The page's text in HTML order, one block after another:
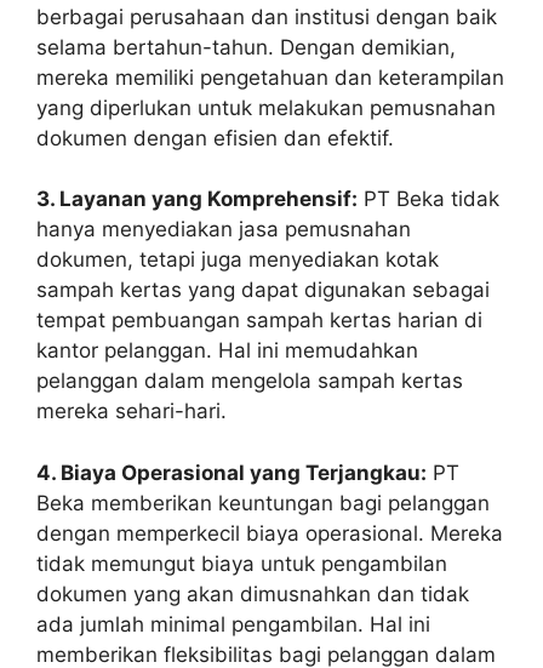
berbagai perusahaan dan institusi dengan baik
selama bertahun-tahun. Dengan demikian,
mereka memiliki pengetahuan dan keterampilan
yang diperlukan untuk melakukan pemusnahan
dokumen dengan efisien dan efektif.
3. Layanan yang Komprehensif: PT Beka tidak
hanya menyediakan jasa pemusnahan
dokumen, tetapi juga menyediakan kotak
sampah kertas yang dapat digunakan sebagai
tempat pembuangan sampah kertas harian di
kantor pelanggan. Hal ini memudahkan
pelanggan dalam mengelola sampah kertas
mereka sehari-hari.
4. Biaya Operasional yang Terjangkau: PT
Beka memberikan keuntungan bagi pelanggan
dengan memperkecil biaya operasional. Mereka
tidak memungut biaya untuk pengambilan
dokumen yang akan dimusnahkan dan tidak
ada jumlah minimal pengambilan. Hal ini
memberikan fleksibilitas bagi pelanggan dalam